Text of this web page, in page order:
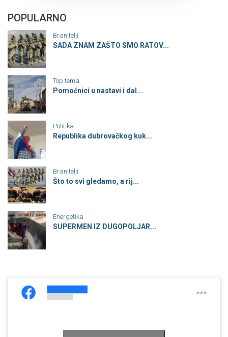
POPULARNO
Branitelji
SADA ZNAM ZAŠTO SMO RATOV...
Top tema
Pomoćnici u nastavi i dal...
Politika
Republika dubrovačkog kuk...
Branitelji
Što to svi gledamo, a rij...
Energetika
SUPERMEN IZ DUGOPOLJAR...